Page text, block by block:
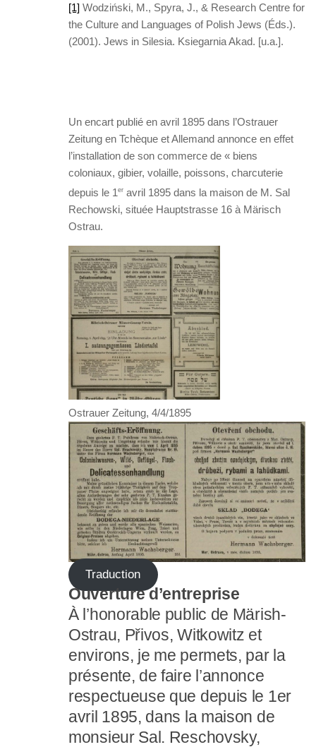
[1] Wodziński, M., Spyra, J., & Research Centre for
the Culture and Languages of Polish Jews (Éds.).
(2001). Jews in Silesia. Ksiegarnia Akad. [u.a.].
Un encart publié en avril 1895 dans l’Ostrauer
Zeitung en Tchèque et Allemand annonce en effet
l’installation de son commerce de « biens
coloniaux, gibier, volaille, poissons, charcuterie
depuis le 1 er avril 1895 dans la maison de M. Sal
Rechowski, située Hauptstrasse 16 à Märisch
Ostrau.
Ostrauer Zeitung, 4/4/1895
Traduction
Ouverture d’entreprise
À l’honorable public de Märish-
Ostrau, Přivos, Witkowitz et
environs, je me permets, par la
présente, de faire l’annonce
respectueuse que depuis le 1er
avril 1895, dans la maison de
monsieur Sal. Reschovsky,